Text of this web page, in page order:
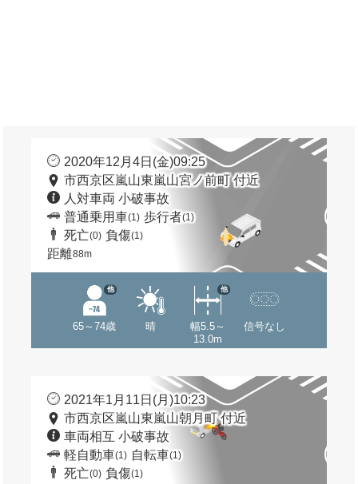
2020年12月4日(金)09:25
市西京区嵐山東嵐山宮ノ前町 付近
人対車両 小破事故
普通乗用車(1) 歩行者(1)
死亡(0) 負傷(1)
距離88m
65～74歳
他
晴
幅5.5～
13.0m
他
信号なし
2021年1月11日(月)10:23
市西京区嵐山東嵐山朝月町 付近
車両相互 小破事故
軽自動車(1) 自転車(1)
死亡(0) 負傷(1)